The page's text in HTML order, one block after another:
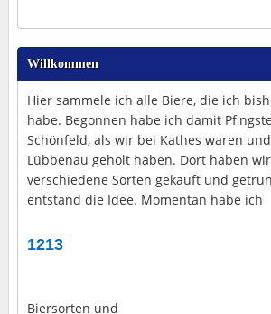
Willkommen
Hier sammele ich alle Biere, die ich
habe. Begonnen habe ich damit
Schönfeld, als wir bei Kathes waren
Lübbenau geholt haben. Dort haben
verschiedene Sorten gekauft und
entstand die Idee. Momentan habe ich
1213
Biersorten und